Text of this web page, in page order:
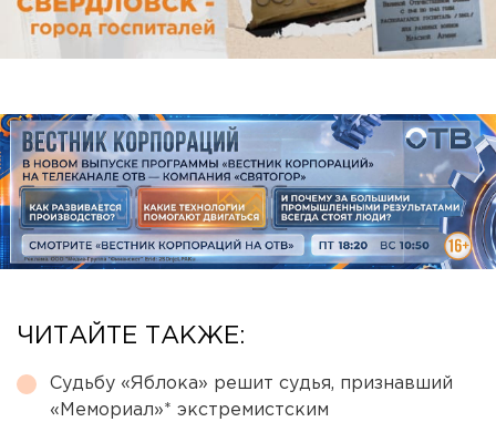
ЧИТАЙТЕ ТАКЖЕ:
Судьбу «Яблока» решит судья, признавший
«Мемориал»* экстремистским